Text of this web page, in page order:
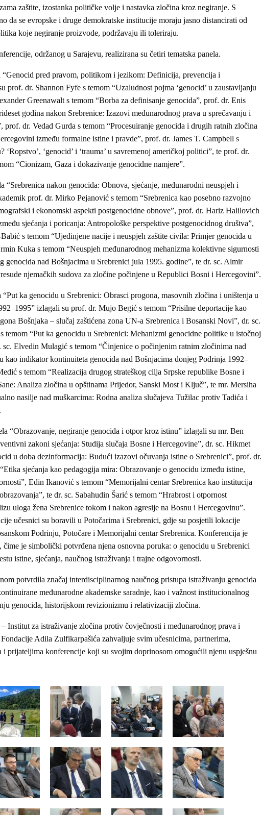
zaštite, izostanka političke volje i nastavka zločina kroz negiranje. S
da se evropske i druge demokratske institucije moraju jasno distancirati od
koje negiranje proizvode, podržavaju ili toleriraju.
održanog u Sarajevu, realizirana su četiri tematska panela.
pred pravom, politikom i jezikom: Definicija, prevencija i
prof. dr. Shannon Fyfe s temom “Uzaludnost pojma ‘genocid’ u zaustavljanju
Greenawalt s temom “Borba za definisanje genocida”, prof. dr. Enis
godina nakon Srebrenice: Izazovi međunarodnog prava u sprečavanju i
prof. dr. Vedad Gurda s temom “Procesuiranje genocida i drugih ratnih zločina
između formalne istine i pravde”, prof. dr. James T. Campbell s
‘Ropstvo’, ‘genocid’ i ‘trauma’ u savremenoj američkoj politici”, te prof. dr.
“Cionizam, Gaza i dokazivanje genocidne namjere”.
“Srebrenica nakon genocida: Obnova, sjećanje, međunarodni neuspjeh i
prof. dr. Mirko Pejanović s temom “Srebrenica kao posebno razvojno
i ekonomski aspekti postgenocidne obnove”, prof. dr. Hariz Halilovich
sjećanja i poricanja: Antropološke perspektive postgenocidnog društva”,
s temom “Ujedinjene nacije i neuspjeh zaštite civila: Primjer genocida u
Kuka s temom “Neuspjeh međunarodnog mehanizma kolektivne sigurnosti
genocida nad Bošnjacima u Srebrenici jula 1995. godine”, te dr. sc. Almir
njemačkih sudova za zločine počinjene u Republici Bosni i Hercegovini”.
ka genocidu u Srebrenici: Obrasci progona, masovnih zločina i uništenja u
izlagali su prof. dr. Mujo Begić s temom “Prisilne deportacije kao
Bošnjaka – slučaj zaštićena zona UN-a Srebrenica i Bosanski Novi”, dr. sc.
temom “Put ka genocidu u Srebrenici: Mehanizmi genocidne politike u istočnoj
sc. Elvedin Mulagić s temom “Činjenice o počinjenim ratnim zločinima nad
kao indikator kontinuiteta genocida nad Bošnjacima donjeg Podrinja 1992–
s temom “Realizacija drugog strateškog cilja Srpske republike Bosne i
Analiza zločina u opštinama Prijedor, Sanski Most i Ključ”, te mr. Mersiha
nasilje nad muškarcima: Rodna analiza slučajeva Tužilac protiv Tadića i
“Obrazovanje, negiranje genocida i otpor kroz istinu” izlagali su mr. Ben
zakoni sjećanja: Studija slučaja Bosne i Hercegovine”, dr. sc. Hikmet
u doba dezinformacija: Budući izazovi očuvanja istine o Srebrenici”, prof. dr.
sjećanja kao pedagogija mira: Obrazovanje o genocidu između istine,
Edin Ikanović s temom “Memorijalni centar Srebrenica kao institucija
te dr. sc. Sabahudin Šarić s temom “Hrabrost i otpornost
uloga žena Srebrenice tokom i nakon agresije na Bosnu i Hercegovinu”.
učesnici su boravili u Potočarima i Srebrenici, gdje su posjetili lokacije
Podrinju, Potočare i Memorijalni centar Srebrenica. Konferencija je
čime je simbolički potvrđena njena osnovna poruka: o genocidu u Srebrenici
istine, sjećanja, naučnog istraživanja i trajne odgovornosti.
potvrdila značaj interdisciplinarnog naučnog pristupa istraživanju genocida
međunarodne akademske saradnje, kao i važnost institucionalnog
genocida, historijskom revizionizmu i relativizaciji zločina.
Institut za istraživanje zločina protiv čovječnosti i međunarodnog prava i
Adila Zulfikarpašića zahvaljuje svim učesnicima, partnerima,
i prijateljima konferencije koji su svojim doprinosom omogućili njenu uspješnu